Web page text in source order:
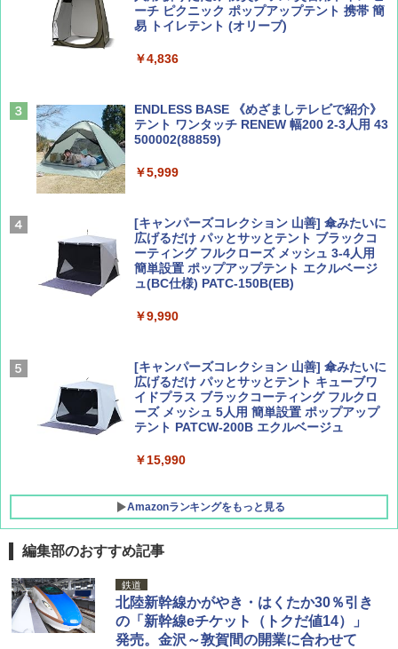
AIRLINE（エアライン）2026年9月号【特
集】ボーイング110周年を祝して！
￥1,760
球の歩き方A ヨーロッパ
ァキア 2026～2027 地球の歩き方A ヨーロッ
￥2,277
新しい日本地理 地図・統計・移動から読み
解く (講談社現代新書)
￥1,540
ーチ ピクニック ポップアップテント 携帯 簡
易 トイレテント (オリーブ)
￥4,836
ENDLESS BASE 《めざましテレビで紹介》
テント ワンタッチ RENEW 幅200 2-3人用 43
500002(88859)
￥5,999
[キャンパーズコレクション 山善] 傘みたいに
広げるだけ パッとサッとテント ブラックコ
ーティング フルクローズ メッシュ 3-4人用
簡単設置 ポップアップテント エクルベージ
ュ(BC仕様) PATC-150B(EB)
￥9,990
[キャンパーズコレクション 山善] 傘みたいに
広げるだけ パッとサッとテント キューブワ
イドプラス ブラックコーティング フルクロ
ーズ メッシュ 5人用 簡単設置 ポップアップ
テント PATCW-200B エクルベージュ
￥15,990
Amazonランキングをもっと見る
DEWEL パラソル 大型 ビーチ アウトドアパ
ラソル ガーデン サイトシート付 折りたたみ
防水 UVカット 4段階高さ調整 軽量 収納袋付
き
編集部のおすすめ記事
鉄道
北陸新幹線かがやき・はくたか30％引き
の「新幹線eチケット（トクだ値14）」
発売。金沢～敦賀間の開業に合わせて